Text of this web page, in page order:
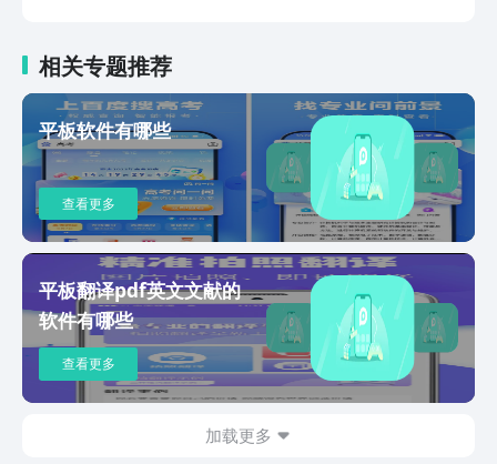
用傲软投屏的电脑反控安卓手机功能，即
可实现键鼠玩暗区突围、英雄联盟、原
神、和平精英等热门手游，自定义游戏键
位，轻松秀出神操作！ 体育赛事投屏 —
欧冠联赛、奥运会、NBA等大型体育赛事
都可以和朋友一起投屏电视，投影仪观
看，观赛体验绝了！ 健身视频/直播投
屏 —将刘畊宏，帕梅拉等健身直播，小
红书、、抖音、快手等健身视频、直播一
键投屏到电视/电脑，大屏跟练，动作细
节更清晰，运动效果更显著！ 【特色功
能】 安卓设备可投声音 —真正的投屏音
画同步来了！无需AUX传音线 ，安卓手
机 投屏也可以直接投射系统声音，投屏
观影、游戏更畅快！ 手机互投，反控 —
3步轻松实现手机间的互投与反控，让手
机间的内容共享更容易，及时帮助家人调
相关专题推荐
平板软件有哪些
查看更多
平板翻译pdf英文文献的
软件有哪些
查看更多
加载更多